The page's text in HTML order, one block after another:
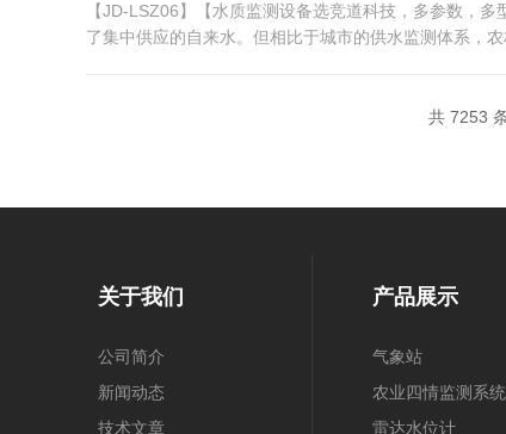
【JD-LSZ06】【水质监测设备选竞道科技，多参数，
了集中供应的自来水。但相比于城市的供水监测体系，农
共 7253
关于我们
公司简介
新闻动态
技术文章
产品展示
气象站
农业四情监测系统
雷达水位计